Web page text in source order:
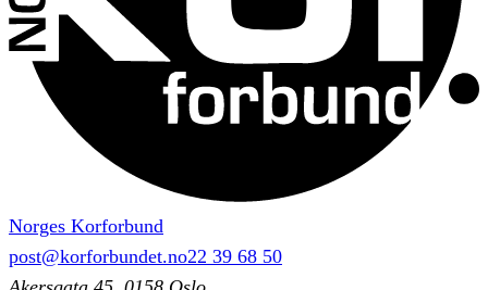
Norges Korforbund
post@korforbundet.no22 39 68 50